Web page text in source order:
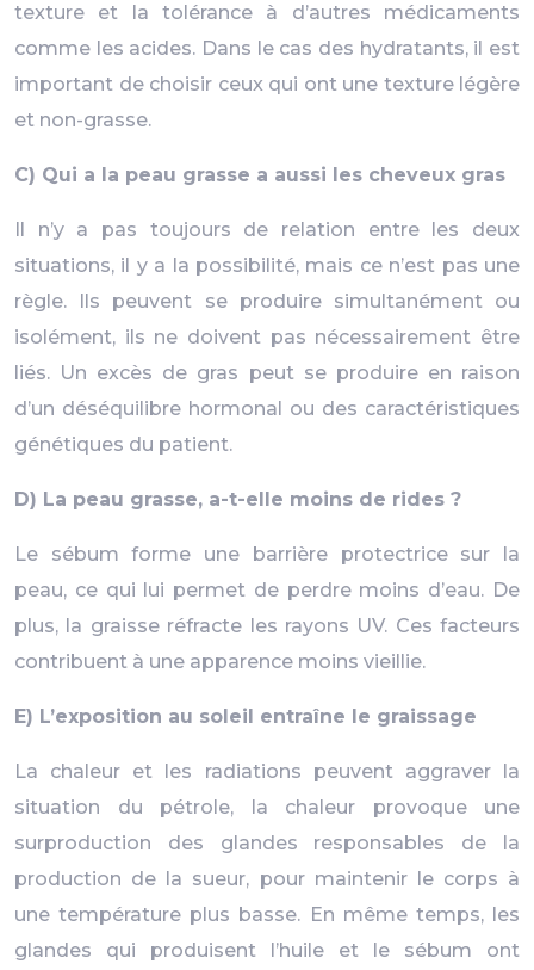
texture et la tolérance à d’autres médicaments
comme les acides. Dans le cas des hydratants, il est
important de choisir ceux qui ont une texture légère
et non-grasse.
C) Qui a la peau grasse a aussi les cheveux gras
Il n’y a pas toujours de relation entre les deux
situations, il y a la possibilité, mais ce n’est pas une
règle. Ils peuvent se produire simultanément ou
isolément, ils ne doivent pas nécessairement être
liés. Un excès de gras peut se produire en raison
d’un déséquilibre hormonal ou des caractéristiques
génétiques du patient.
D) La peau grasse, a-t-elle moins de rides ?
Le sébum forme une barrière protectrice sur la
peau, ce qui lui permet de perdre moins d’eau. De
plus, la graisse réfracte les rayons UV. Ces facteurs
contribuent à une apparence moins vieillie.
E) L’exposition au soleil entraîne le graissage
La chaleur et les radiations peuvent aggraver la
situation du pétrole, la chaleur provoque une
surproduction des glandes responsables de la
production de la sueur, pour maintenir le corps à
une température plus basse. En même temps, les
glandes qui produisent l’huile et le sébum ont